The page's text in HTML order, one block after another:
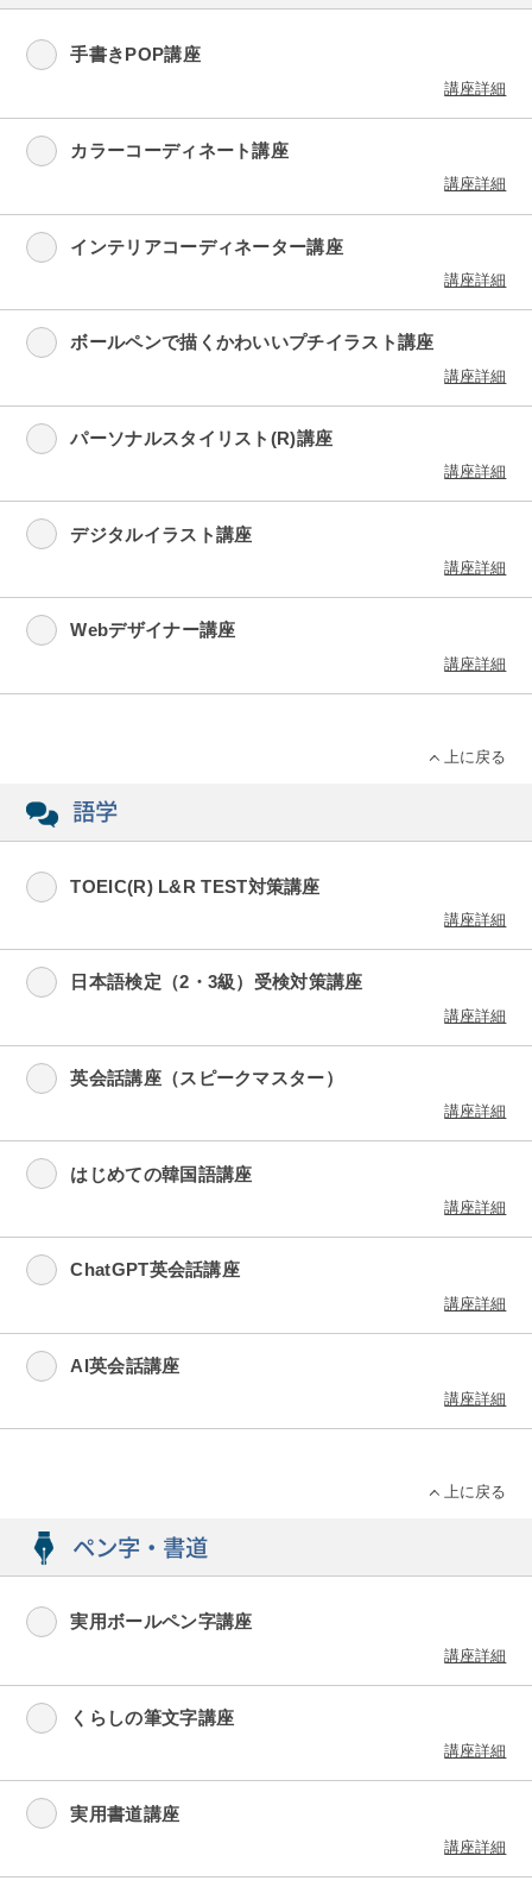
手書きPOP講座
講座詳細
カラーコーディネート講座
講座詳細
インテリアコーディネーター講座
講座詳細
ボールペンで描くかわいいプチイラスト講座
講座詳細
パーソナルスタイリスト(R)講座
講座詳細
デジタルイラスト講座
講座詳細
Webデザイナー講座
講座詳細
上に戻る
語学
TOEIC(R) L&R TEST対策講座
講座詳細
日本語検定（2・3級）受検対策講座
講座詳細
英会話講座（スピークマスター）
講座詳細
はじめての韓国語講座
講座詳細
ChatGPT英会話講座
講座詳細
AI英会話講座
講座詳細
上に戻る
ペン字・書道
実用ボールペン字講座
講座詳細
くらしの筆文字講座
講座詳細
実用書道講座
講座詳細